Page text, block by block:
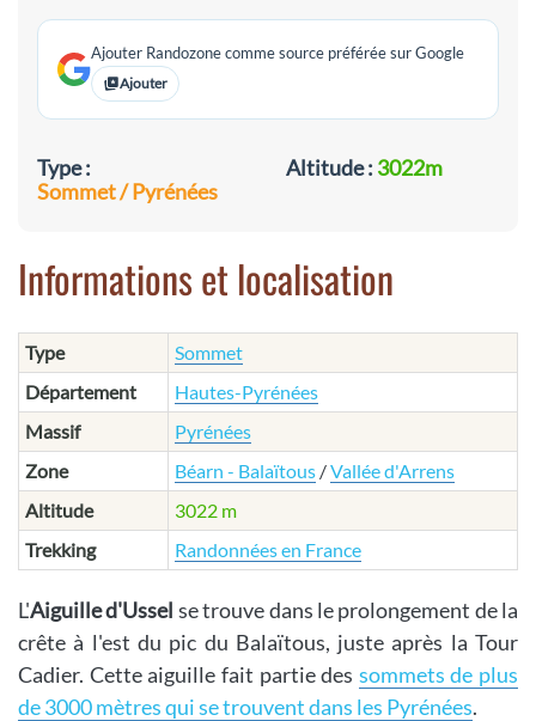
Ajouter Randozone comme source préférée sur Google
Ajouter
Type :
Sommet / Pyrénées
Altitude : 3022m
Informations et localisation
Type
Sommet
Département
Hautes-Pyrénées
Massif
Pyrénées
Zone
Béarn - Balaïtous /Vallée d'Arrens
Altitude
3022 m
Trekking
Randonnées en France
L'Aiguille d'Ussel se trouve dans le prolongement de la
crête à l'est du pic du Balaïtous, juste après la Tour
Cadier. Cette aiguille fait partie des sommets de plus
de 3000 mètres qui se trouvent dans les Pyrénées.